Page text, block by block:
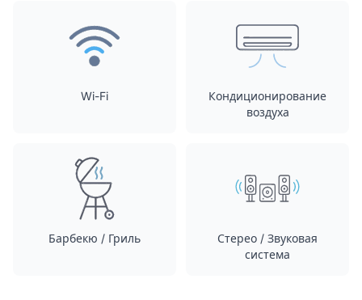
Wi-Fi
Кондиционирование
воздуха
Барбекю / Гриль
Стерео / Звуковая
система